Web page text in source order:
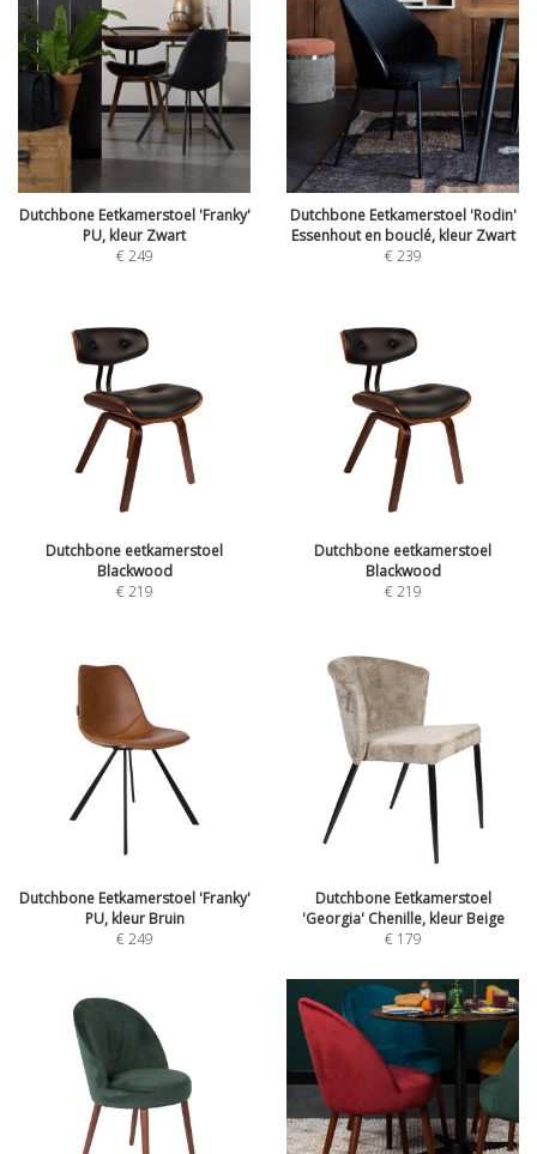
Dutchbone Eetkamerstoel 'Franky'
PU, kleur Zwart
€249
Dutchbone Eetkamerstoel 'Rodin'
Essenhout en bouclé, kleur Zwart
€239
Dutchbone eetkamerstoel
Blackwood
€219
Dutchbone eetkamerstoel
Blackwood
€219
Dutchbone Eetkamerstoel 'Franky'
PU, kleur Bruin
€249
Dutchbone Eetkamerstoel
'Georgia' Chenille, kleur Beige
€ 179